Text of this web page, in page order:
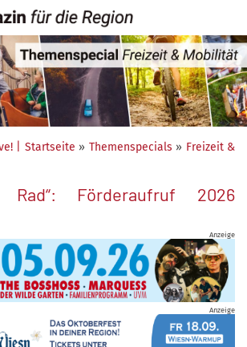
| Startseite » Themenspecials » Freizeit &
Rad“: Förderaufruf 2026
Anzeige
Anzeige